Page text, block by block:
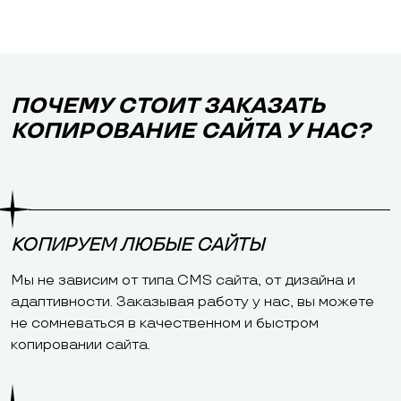
ПОЧЕМУ СТОИТ ЗАКАЗАТЬ
КОПИРОВАНИЕ САЙТА У НАС?
КОПИРУЕМ ЛЮБЫЕ САЙТЫ
Мы не зависим от типа CMS сайта, от дизайна и
адаптивности. Заказывая работу у нас, вы можете
не сомневаться в качественном и быстром
копировании сайта.